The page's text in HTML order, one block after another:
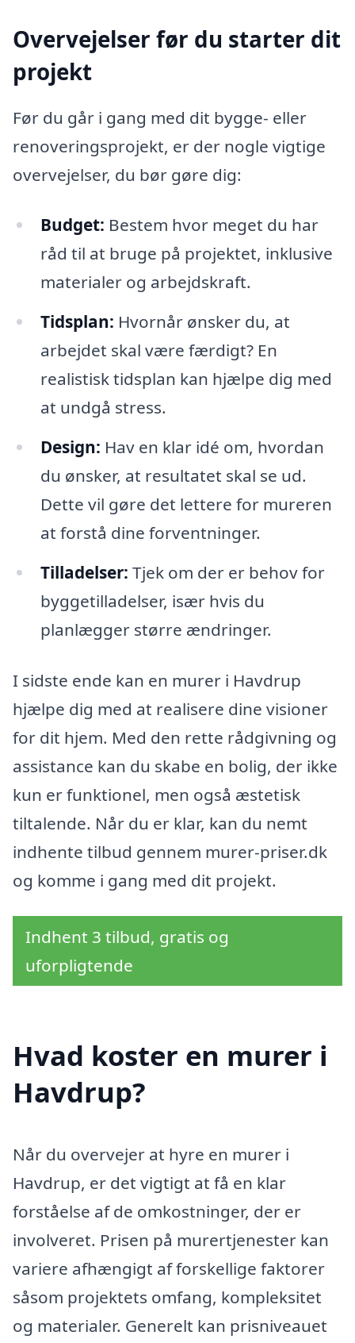
Overvejelser før du starter dit
projekt
Før du går i gang med dit bygge- eller
renoveringsprojekt, er der nogle vigtige
overvejelser, du bør gøre dig:
Budget: Bestem hvor meget du har
råd til at bruge på projektet, inklusive
materialer og arbejdskraft.
Tidsplan: Hvornår ønsker du, at
arbejdet skal være færdigt? En
realistisk tidsplan kan hjælpe dig med
at undgå stress.
Design: Hav en klar idé om, hvordan
du ønsker, at resultatet skal se ud.
Dette vil gøre det lettere for mureren
at forstå dine forventninger.
Tilladelser: Tjek om der er behov for
byggetilladelser, især hvis du
planlægger større ændringer.
I sidste ende kan en murer i Havdrup
hjælpe dig med at realisere dine visioner
for dit hjem. Med den rette rådgivning og
assistance kan du skabe en bolig, der ikke
kun er funktionel, men også æstetisk
tiltalende. Når du er klar, kan du nemt
indhente tilbud gennem murer-priser.dk
og komme i gang med dit projekt.
Indhent 3 tilbud, gratis og
uforpligtende
Hvad koster en murer i
Havdrup?
Når du overvejer at hyre en murer i
Havdrup, er det vigtigt at få en klar
forståelse af de omkostninger, der er
involveret. Prisen på murertjenester kan
variere afhængigt af forskellige faktorer
såsom projektets omfang, kompleksitet
og materialer. Generelt kan prisniveauet